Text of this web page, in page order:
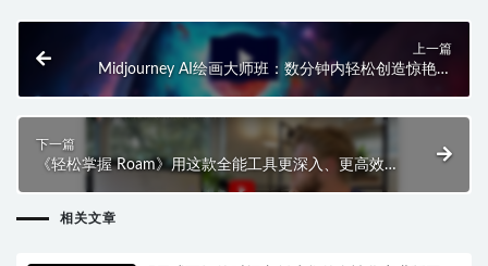
上一篇
Midjourney AI绘画大师班：数分钟内轻松创造惊艳数
字艺术，让你的业务飞速提升！
下一篇
《轻松掌握 Roam》用这款全能工具更深入、更高效地
相关文章